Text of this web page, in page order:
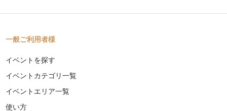
一般ご利用者様
イベントを探す
イベントカテゴリ一覧
イベントエリア一覧
使い方